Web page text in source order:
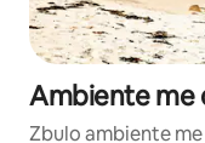
Ambiente me
Zbulo ambiente